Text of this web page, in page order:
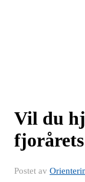
Vil du
Postet av